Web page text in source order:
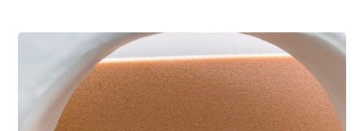
et unique. Que ce soit pour un bijou maman naissance,
un bijou maman personnalisé, un bijou maman et moi,
ou un bijou à partager entre maman et bébé, trouvez le
bijou parfait pour votre maman parmi notre large
sélection.